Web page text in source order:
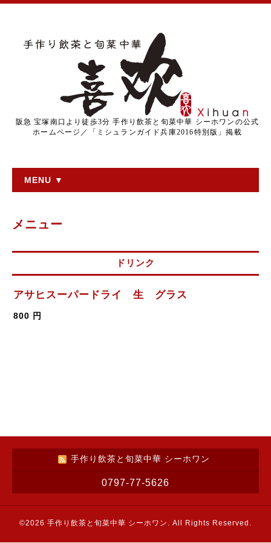
阪急 宝塚南口より徒歩3分 手作り飲茶と旬菜中華 シーホワンの公式
ホームページ／「ミシュランガイド兵庫2016特別版」掲載
MENU ▼
メニュー
ドリンク
アサヒスーパードライ 生 グラス
800 円
手作り飲茶と旬菜中華 シーホワン
0797-77-5626
©2026 手作り飲茶と旬菜中華 シーホワン . All Rights Reserved.